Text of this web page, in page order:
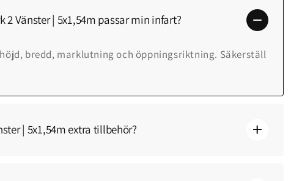
Vänster | 5x1,54m passar min infart?
bredd, marklutning och öppningsriktning. Säkerställ
| 5x1,54m extra tillbehör?